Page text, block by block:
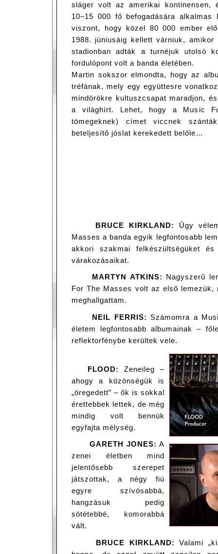
sláger volt az amerikai kontinensen,
10–15 000 fő befogadására
viszont, hogy közel 80 000 ember
1988. júniusáig kellett várniuk,
stadionban adták a turnéjuk utolsó
fordulópont volt a banda életében.
Martin sokszor elmondta, hogy az
tréfának, mely egy együttesre
mindörökre kultuszcsapat maradjon,
a világhírt. Lehet, hogy a Music
tömegeknek) címet viccnek
beteljesítő jóslat kerekedett belőle…
BRUCE KIRKLAND:
Úgy
Masses a banda egyik legfontosabb
akkori szakmai felkészültségüket
várakozásaikat.
MARTYN ATKINS: Nagyszerű
For The Masses volt az első lemezük,
meghallgattam.
NEIL FERRIS: Számomra a
életem legfontosabb albumainak –
reflektorfénybe kerültek vele.
FLOOD:
Zeneileg –
ahogy a közönségük is
„öregedett” – ők is sokkal
érettebbek lettek, de még
mindig volt bennük
egyfajta mélység.
GARETH JONES: A
zenei életben mind
jelentősebb szerepet
játszottak, a négy fiú
egyre szívósabbá,
hangzásuk pedig
sötétebbé, komorabbá
vált.
BRUCE KIRKLAND: Valami